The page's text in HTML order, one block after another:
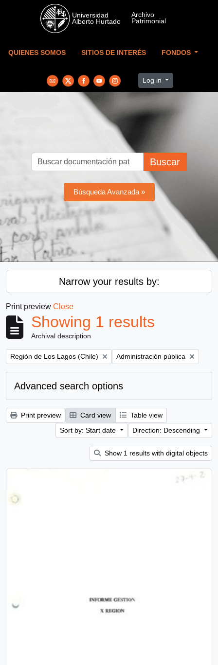
Skip to main content
QUIENES SOMOS SITIOS DE INTERÉS FONDOS
Log in
Buscar
Búsqueda Avanzada »
Narrow your results by:
Print preview Close
Showing 1 results
Archival description
Remove filter:
Región de Los Lagos (Chile) Remove filter:
Administración pública
Advanced search options
Print preview Card view
Table view
Sort by: Start date
Direction: Descending
Show 1 results with digital objects